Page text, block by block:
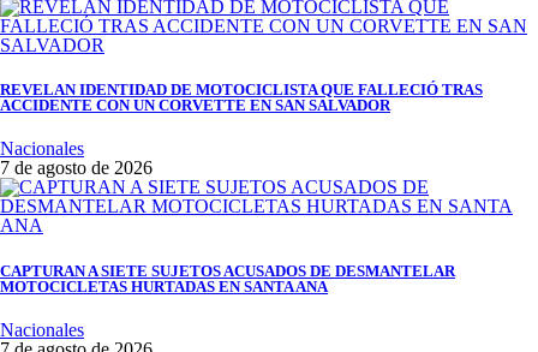
REVELAN IDENTIDAD DE MOTOCICLISTA QUE FALLECIÓ TRAS
ACCIDENTE CON UN CORVETTE EN SAN SALVADOR
Nacionales
7 de agosto de 2026
CAPTURAN A SIETE SUJETOS ACUSADOS DE DESMANTELAR
MOTOCICLETAS HURTADAS EN SANTA ANA
Nacionales